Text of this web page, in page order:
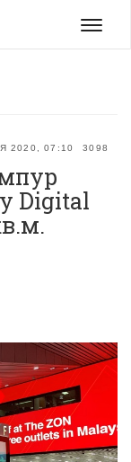
Меню
2020, 07:10 3098
Digital